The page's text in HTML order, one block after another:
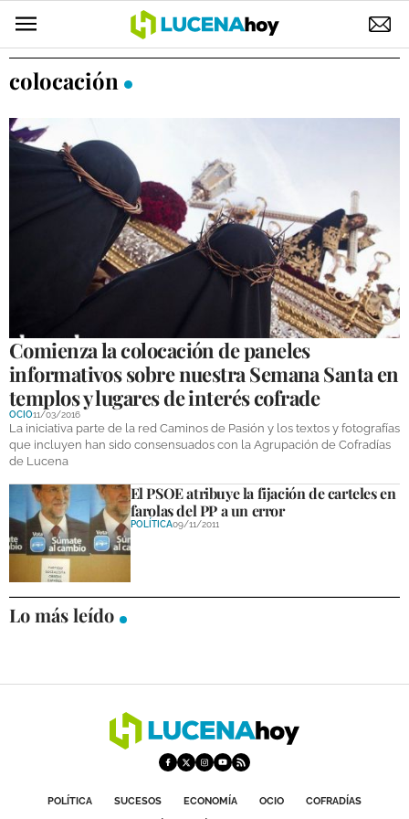
POLÍTICA
ELECCIONES
SUCESOS
DESARROLLO LOCAL
LUCENA EMPRESAS
OCIO
COFRADÍAS
DEPORTES
COMPETICIONES
DEPORTE BASE
OPINIÓN
VENTANA CIUDADANA
CÓRDOBA
SUBBÉTICA HOY
colocación
Comienza la colocación de paneles
informativos sobre nuestra Semana Santa en
templos y lugares de interés cofrade
OCIO11/03/2016
La iniciativa parte de la red Caminos de Pasión y los textos y fotografías
que incluyen han sido consensuados con la Agrupación de Cofradías
de Lucena
El PSOE atribuye la fijación de carteles en
farolas del PP a un error
POLÍTICA09/11/2011
Lo más leído
POLÍTICA SUCESOS ECONOMÍA OCIO COFRADÍAS